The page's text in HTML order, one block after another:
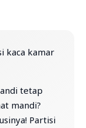
kaca kamar
tetap
mandi?
Partisi